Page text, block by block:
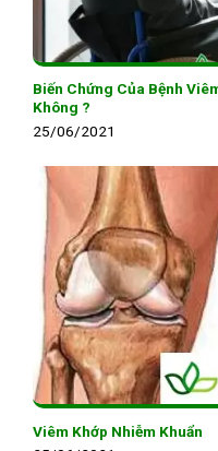
Biến Chứng Của Bệnh
Không ?
25/06/2021
Viêm Khớp Nhiễm Khuẩn